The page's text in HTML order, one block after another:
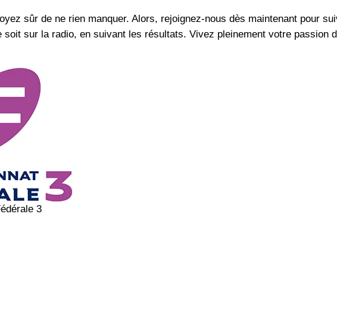
sûr de ne rien manquer. Alors, rejoignez-nous dès maintenant pour
soit sur la radio, en suivant les résultats. Vivez pleinement votre passion
3